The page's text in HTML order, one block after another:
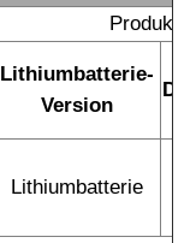
Lithiumbatterie-
Version
Lithiumbatterie